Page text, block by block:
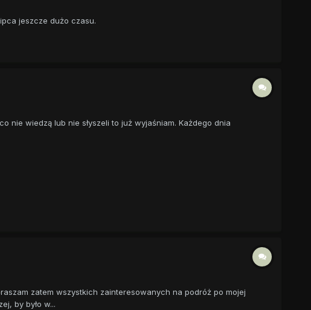
jeszcze dużo czasu.
nie wiedzą lub nie słyszeli to już wyjaśniam. Każdego dnia
zatem wszystkich zainteresowanych na podróż po mojej
by było w...